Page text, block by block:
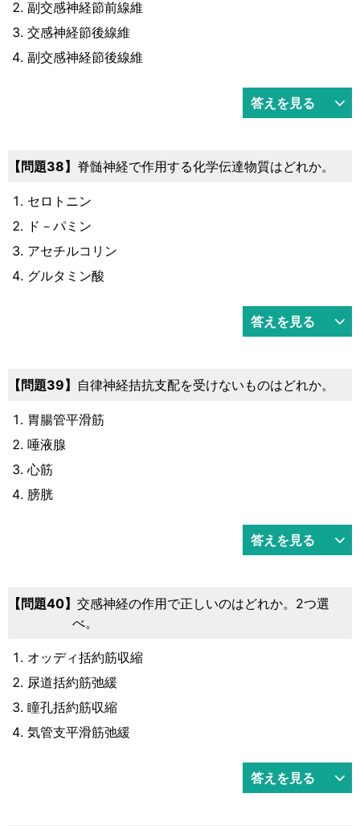
副交感神経節前線維
交感神経節後線維
副交感神経節後線維
答えを見る
38 脊髄神経で作用する化学伝達物質はどれか。
セロトニン
ド－パミン
アセチルコリン
グルタミン酸
答えを見る
39 自律神経拮抗支配を受けないものはどれか。
胃腸管平滑筋
唾液腺
心筋
膀胱
答えを見る
40
交感神経の作用で正しいのはどれか。2つ選
べ。
オッディ括約筋収縮
尿道括約筋弛緩
瞳孔括約筋収縮
気管支平滑筋弛緩
答えを見る